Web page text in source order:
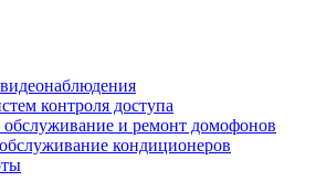
контроля доступа
обслуживание и ремонт домофонов
кондиционеров